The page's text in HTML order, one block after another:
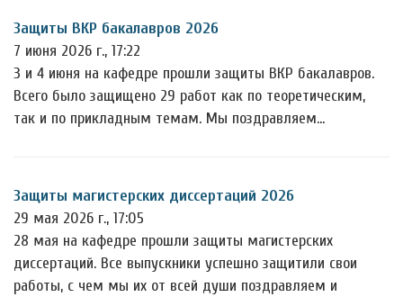
Защиты ВКР бакалавров 2026
7 июня 2026 г., 17:22
3 и 4 июня на кафедре прошли защиты ВКР бакалавров.
Всего было защищено 29 работ как по теоретическим,
так и по прикладным темам. Мы поздравляем…
Защиты магистерских диссертаций 2026
29 мая 2026 г., 17:05
28 мая на кафедре прошли защиты магистерских
диссертаций. Все выпускники успешно защитили свои
работы, с чем мы их от всей души поздравляем и